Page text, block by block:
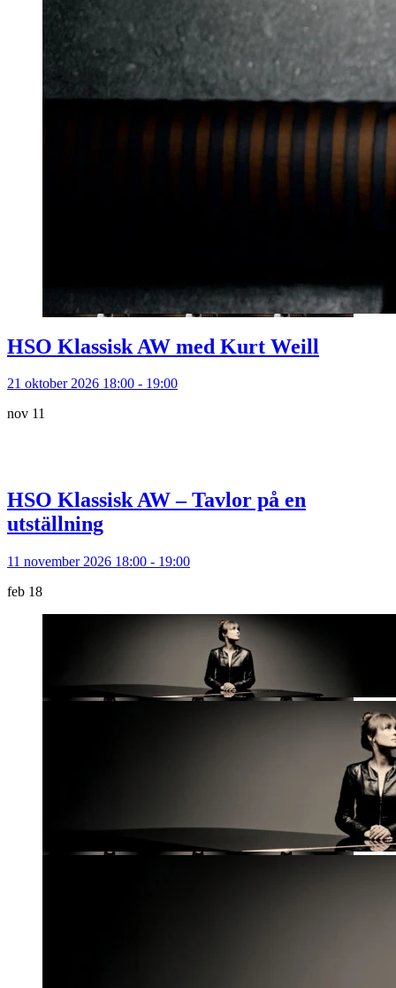
HSO Klassisk AW med Kurt Weill
21 oktober 2026 18:00 - 19:00
nov 11
HSO Klassisk AW – Tavlor på en
utställning
11 november 2026 18:00 - 19:00
feb 18